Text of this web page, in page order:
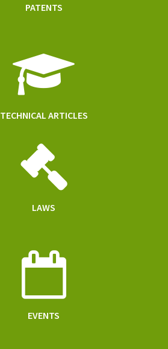
PATENTS
TECHNICAL ARTICLES
LAWS
EVENTS